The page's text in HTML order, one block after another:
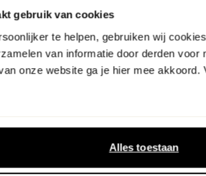
gebruik van cookies
te helpen, gebruiken wij
van informatie door derden voor
onze website ga je hier mee akkoord.
Alles toestaan
programma vtwonen
op je huis' niet? We
liefde de mooiste woon-,
materialen en kleuren!